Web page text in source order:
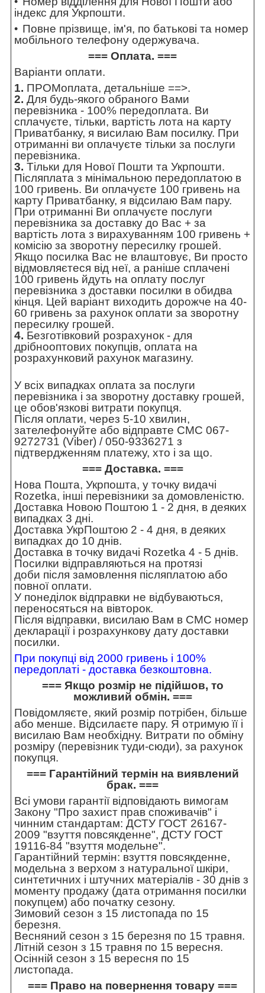
індекс для Укрпошти.
Повне прізвище, ім'я, по батькові та номер
мобільного телефону одержувача.
=== Оплата. ===
Варіанти оплати.
1. ПРОМоплата, детальніше ==>.
2. Для будь-якого обраного Вами
перевізника - 100% передоплата. Ви
сплачуєте, тільки, вартість лота на карту
Приватбанку, я висилаю Вам посилку. При
отриманні ви оплачуєте тільки за послуги
перевізника.
3. Тільки для Нової Пошти та Укрпошти.
Післяплата з мінімальною передоплатою в
100 гривень. Ви оплачуєте 100 гривень на
карту Приватбанку, я відсилаю Вам пару.
При отриманні Ви оплачуєте послуги
перевізника за доставку до Вас + за
вартість лота з вирахуванням 100 гривень +
комісію за зворотну пересилку грошей.
Якщо посилка Вас не влаштовує, Ви просто
відмовляєтеся від неї, а раніше сплачені
100 гривень йдуть на оплату послуг
перевізника з доставки посилки в обидва
кінця. Цей варіант виходить дорожче на 40-
60 гривень за рахунок оплати за зворотну
пересилку грошей.
4. Безготівковий розрахунок - для
дрібнооптових покупців, оплата на
розрахунковий рахунок магазину.
У всіх випадках оплата за послуги
перевізника і за зворотну доставку грошей,
це обов'язкові витрати покупця.
Після оплати, через 5-10 хвилин,
зателефонуйте або відправте СМС 067-
9272731 (Viber) / 050-9336271 з
підтвердженням платежу, хто і за що.
=== Доставка. ===
Нова Пошта, Укрпошта, у точку видачі
Rozetka, інші перевізники за домовленістю.
Доставка Новою Поштою 1 - 2 дня, в деяких
випадках 3 дні.
Доставка УкрПоштою 2 - 4 дня, в деяких
випадках до 10 днів.
Доставка в точку видачі Rozetka 4 - 5 днів.
Посилки відправляються на протязі
доби після замовлення післяплатою або
повної оплати.
У понеділок відправки не відбуваються,
переносяться на вівторок.
Після відправки, висилаю Вам в СМС номер
декларації і розрахункову дату доставки
посилки.
При покупці від 2000 гривень і 100%
передоплаті - доставка безкоштовна.
=== Якщо розмір не підійшов, то
можливий обмін. ===
Повідомляєте, який розмір потрібен, більше
або менше. Відсилаєте пару. Я отримую її і
висилаю Вам необхідну. Витрати по обміну
розміру (перевізник туди-сюди), за рахунок
покупця.
=== Гарантійний термін на виявлений
брак. ===
Всі умови гарантії відповідають вимогам
Закону "Про захист прав споживачів" і
чинним стандартам: ДСТУ ГОСТ 26167-
2009 "взуття повсякденне", ДСТУ ГОСТ
19116-84 "взуття модельне".
Гарантійний термін: взуття повсякденне,
модельна з верхом з натуральної шкіри,
синтетичних і штучних матеріалів - 30 днів з
моменту продажу (дата отримання посилки
покупцем) або початку сезону.
Зимовий сезон з 15 листопада по 15
березня.
Весняний сезон з 15 березня по 15 травня.
Літній сезон з 15 травня по 15 вересня.
Осінній сезон з 15 вересня по 15
листопада.
=== Право на повернення товару ===